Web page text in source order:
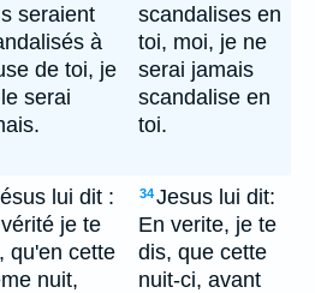
seraient
à
de toi, je
serai
scandalises en
toi, moi, je ne
serai jamais
scandalise en
toi.
lui dit :
je te
qu'en cette
nuit,
34Jesus lui dit:
En verite, je te
dis, que cette
nuit-ci, avant